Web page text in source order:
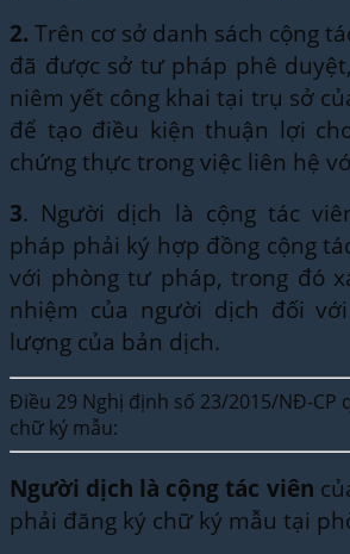
2. Trên cơ sở danh sách cộng
đã được sở tư pháp phê
niêm yết công khai tại trụ sở
để tạo điều kiện thuận lợi
chứng thực trong việc liên hệ
3. Người dịch là cộng tác
pháp phải ký hợp đồng cộng
với phòng tư pháp, trong đó
nhiệm của người dịch đối
lượng của bản dịch.
Điều 29 Nghị định số 23/2015/NĐ-CP
chữ ký mẫu:
Người dịch là cộng tác viên
phải đăng ký chữ ký mẫu tại